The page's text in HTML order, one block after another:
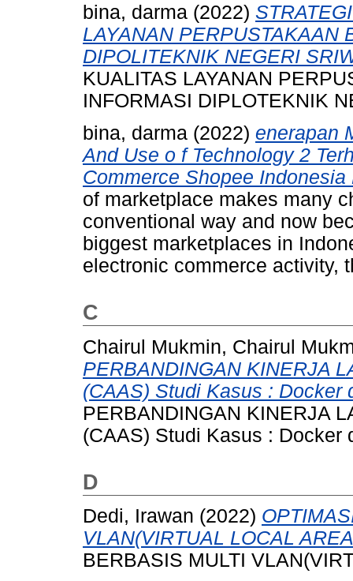
bina, darma (2022)
LAYANAN PERPUSTAKAAN
DIPOLITEKNIK NEGERI
KUALITAS LAYANAN
INFORMASI DIPLOTEKNIK
bina, darma (2022) enerapan
And Use o f Technology 2
Commerce Shopee
of marketplace makes many
conventional way and now
biggest marketplaces in
electronic commerce activity,
C
Chairul Mukmin, Chairul
PERBANDINGAN KINERJA
(CAAS) Studi Kasus : Docker
PERBANDINGAN KINERJA
(CAAS) Studi Kasus : Docker
D
Dedi, Irawan (2022)
VLAN(VIRTUAL LOCAL
BERBASIS MULTI